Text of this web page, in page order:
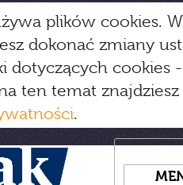
plików cookies.
dokonać zmiany
dotyczących cookies
ten temat
.